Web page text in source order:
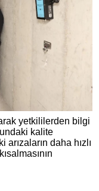
yetkililerden bilgi
kalite
daha hızlı